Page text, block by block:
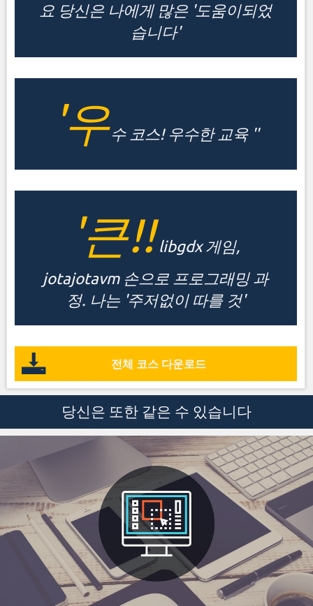
요 당신은 나에게 많은 '도움이되었
습니다'
'우수 코스! 우수한 교육 ''
'큰!! libgdx 게임,
jotajotavm 손으로 프로그래밍 과
정. 나는 '주저없이 따를 것'
전체 코스 다운로드
당신은 또한 같은 수 있습니다